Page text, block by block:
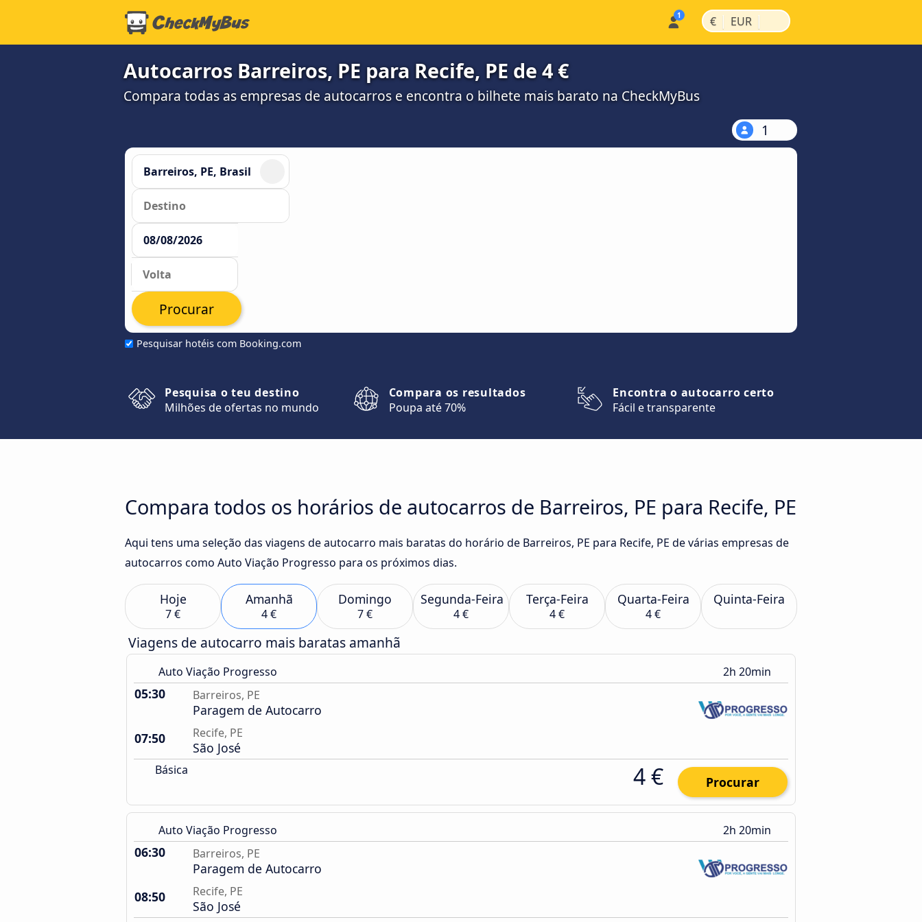
€ | EUR |
Autocarros Barreiros, PE para Recife, PE de 4 €
Compara todas as empresas de autocarros e encontra o bilhete mais barato na CheckMyBus
1
Pesquisar hotéis com Booking.com
Procurar
Pesquisa o teu destino
Milhões de ofertas no mundo
Compara os resultados
Poupa até 70%
Encontra o autocarro certo
Fácil e transparente
Compara todos os horários de autocarros de Barreiros, PE para Recife, PE
Aqui tens uma seleção das viagens de autocarro mais baratas do horário de Barreiros, PE para Recife, PE de várias empresas de
autocarros como Auto Viação Progresso para os próximos dias.
Hoje
7 €
Amanhã
4 €
Domingo
7 €
Segunda-Feira
4 €
Terça-Feira
4 €
Quarta-Feira
4 €
Quinta-Feira
Viagens de autocarro mais baratas amanhã
Auto Viação Progresso 2h 20min
05:30 Barreiros, PE
Paragem de Autocarro
07:50
Recife, PE
São José
Básica 4 € Procurar
Auto Viação Progresso 2h 20min
06:30 Barreiros, PE
Paragem de Autocarro
08:50
Recife, PE
São José